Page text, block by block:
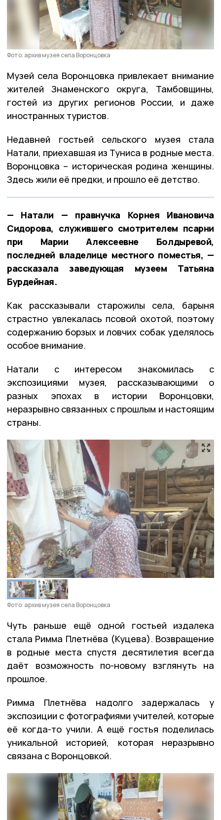
Фото: архив музея села Воронцовка
Музей села Воронцовка привлекает внимание
жителей Знаменского округа, Тамбовщины,
гостей из других регионов России, и даже
иностранных туристов.
Недавней гостьей сельского музея стала
Натали, приехавшая из Туниса в родные места.
Воронцовка – историческая родина женщины.
Здесь жили её предки, и прошло её детство.
— Натали — правнучка Корнея Ивановича
Сидорова, служившего смотрителем псарни
при Марии Алексеевне Болдыревой,
последней владелице местного поместья, —
рассказала заведующая музеем Татьяна
Бурдейная.
Как рассказывали старожилы села, барыня
страстно увлекалась псовой охотой, поэтому
содержанию борзых и ловчих собак уделялось
особое внимание.
Натали с интересом знакомилась с
экспозициями музея, рассказывающими о
разных эпохах в истории Воронцовки,
неразрывно связанных с прошлым и настоящим
страны.
Фото: архив музея села Воронцовка
Чуть раньше ещё одной гостьей издалека
стала Римма Плетнёва (Куцева). Возвращение
в родные места спустя десятилетия всегда
даёт возможность по-новому взглянуть на
прошлое.
Римма Плетнёва надолго задержалась у
экспозиции с фотографиями учителей, которые
её когда-то учили. А ещё гостья поделилась
уникальной историей, которая неразрывно
связана с Воронцовкой.